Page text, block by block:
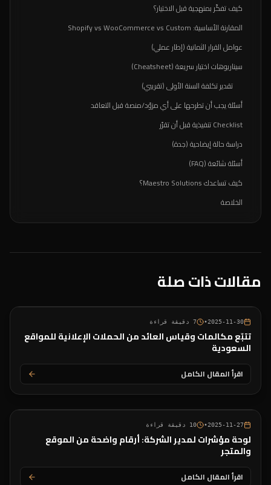
كيف تفكّر بمنهجية قبل الاختيار؟
المقارنة الأساسية: Shopify vs WooCommerce vs Custom
عوامل القرار الثمانية (إطار عملي)
سيناريوهات اختيار سريعة (Cheatsheet)
تقدير تكلفة السنة الأولى (تقريبي)
أسئلة يجب أن تطرحها على أي مزوّد/منصة قبل التعاقد
Checklist تنفيذية قبل أن تقرّر
دراسة حالة إيضاحية (جدة)
أسئلة شائعة (FAQ)
كيف تساعدك Maestro Solutions؟
الخلاصة
مقالات ذات صلة
2025-11-30
•
7 دقيقة قراءة
تتبّع مكالمات وقياس العائد من الحملات الإعلانية للمواقع
السعودية
اقرأ المقال الكامل
2025-11-27
•
10 دقيقة قراءة
لوحة مؤشرات لمدير الشركة: أرقام واضحة من الموقع
والمتجر
اقرأ المقال الكامل